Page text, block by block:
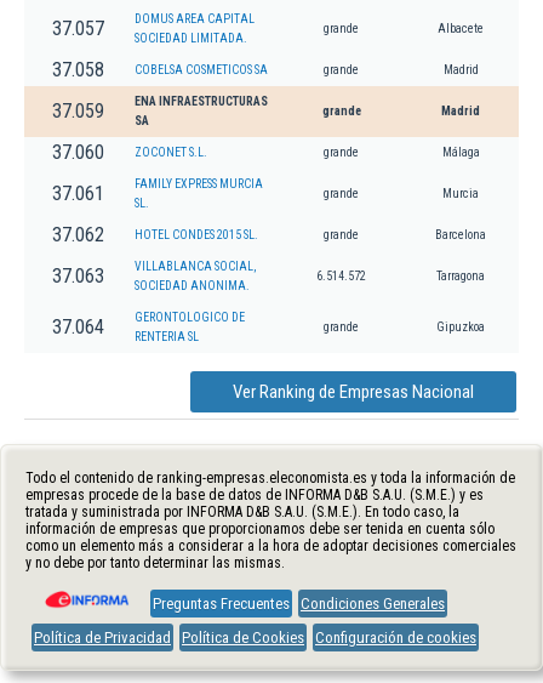
37.057
DOMUS AREA CAPITAL
SOCIEDAD LIMITADA.
grande Albacete
37.058 COBELSA COSMETICOS SA grande Madrid
37.059
ENA INFRAESTRUCTURAS
SA
grande Madrid
37.060 ZOCONET S.L. grande Málaga
37.061
FAMILY EXPRESS MURCIA
SL.
grande Murcia
37.062 HOTEL CONDES 2015 SL. grande Barcelona
37.063
VILLABLANCA SOCIAL,
SOCIEDAD ANONIMA.
6.514.572 Tarragona
37.064
GERONTOLOGICO DE
RENTERIA SL
grande Gipuzkoa
Ver Ranking de Empresas Nacional
Todo el contenido de ranking-empresas.eleconomista.es y toda la información de
empresas procede de la base de datos de INFORMA D&B S.A.U. (S.M.E.) y es
tratada y suministrada por INFORMA D&B S.A.U. (S.M.E.). En todo caso, la
información de empresas que proporcionamos debe ser tenida en cuenta sólo
como un elemento más a considerar a la hora de adoptar decisiones comerciales
y no debe por tanto determinar las mismas.
Preguntas Frecuentes Condiciones Generales
Política de Privacidad
Política de Cookies Configuración de cookies